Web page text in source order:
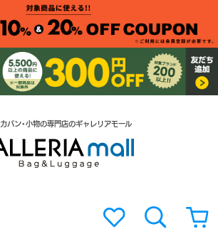
カバン・小物の専門店のギャレリアモール